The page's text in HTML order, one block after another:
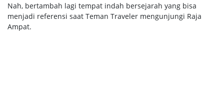
Nah, bertambah lagi tempat indah bersejarah yang bisa
menjadi referensi saat Teman Traveler mengunjungi Raja
Ampat.